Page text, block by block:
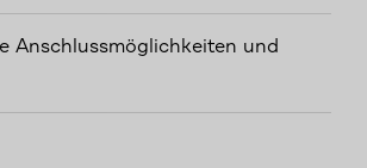
Anschlussmöglichkeiten und